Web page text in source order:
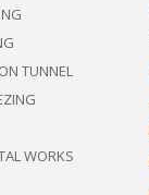
TUNNEL
WORKS